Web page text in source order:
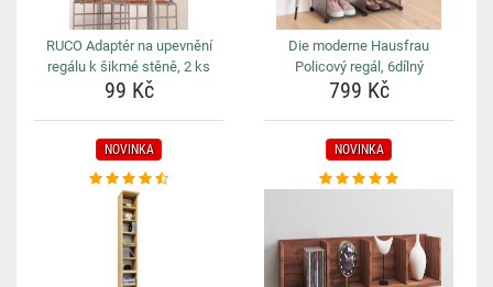
RUCO Adaptér na upevnění
regálu k šikmé stěně, 2 ks
99 Kč
Die moderne Hausfrau
Policový regál, 6dílný
799 Kč
NOVINKA NOVINKA